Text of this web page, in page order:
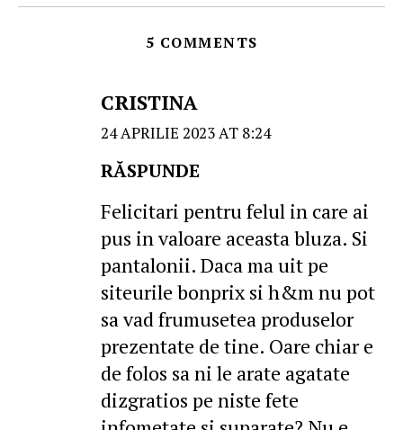
5 COMMENTS
CRISTINA
24 APRILIE 2023 AT 8:24
RĂSPUNDE
Felicitari pentru felul in care ai
pus in valoare aceasta bluza. Si
pantalonii. Daca ma uit pe
siteurile bonprix si h&m nu pot
sa vad frumusetea produselor
prezentate de tine. Oare chiar e
de folos sa ni le arate agatate
dizgratios pe niste fete